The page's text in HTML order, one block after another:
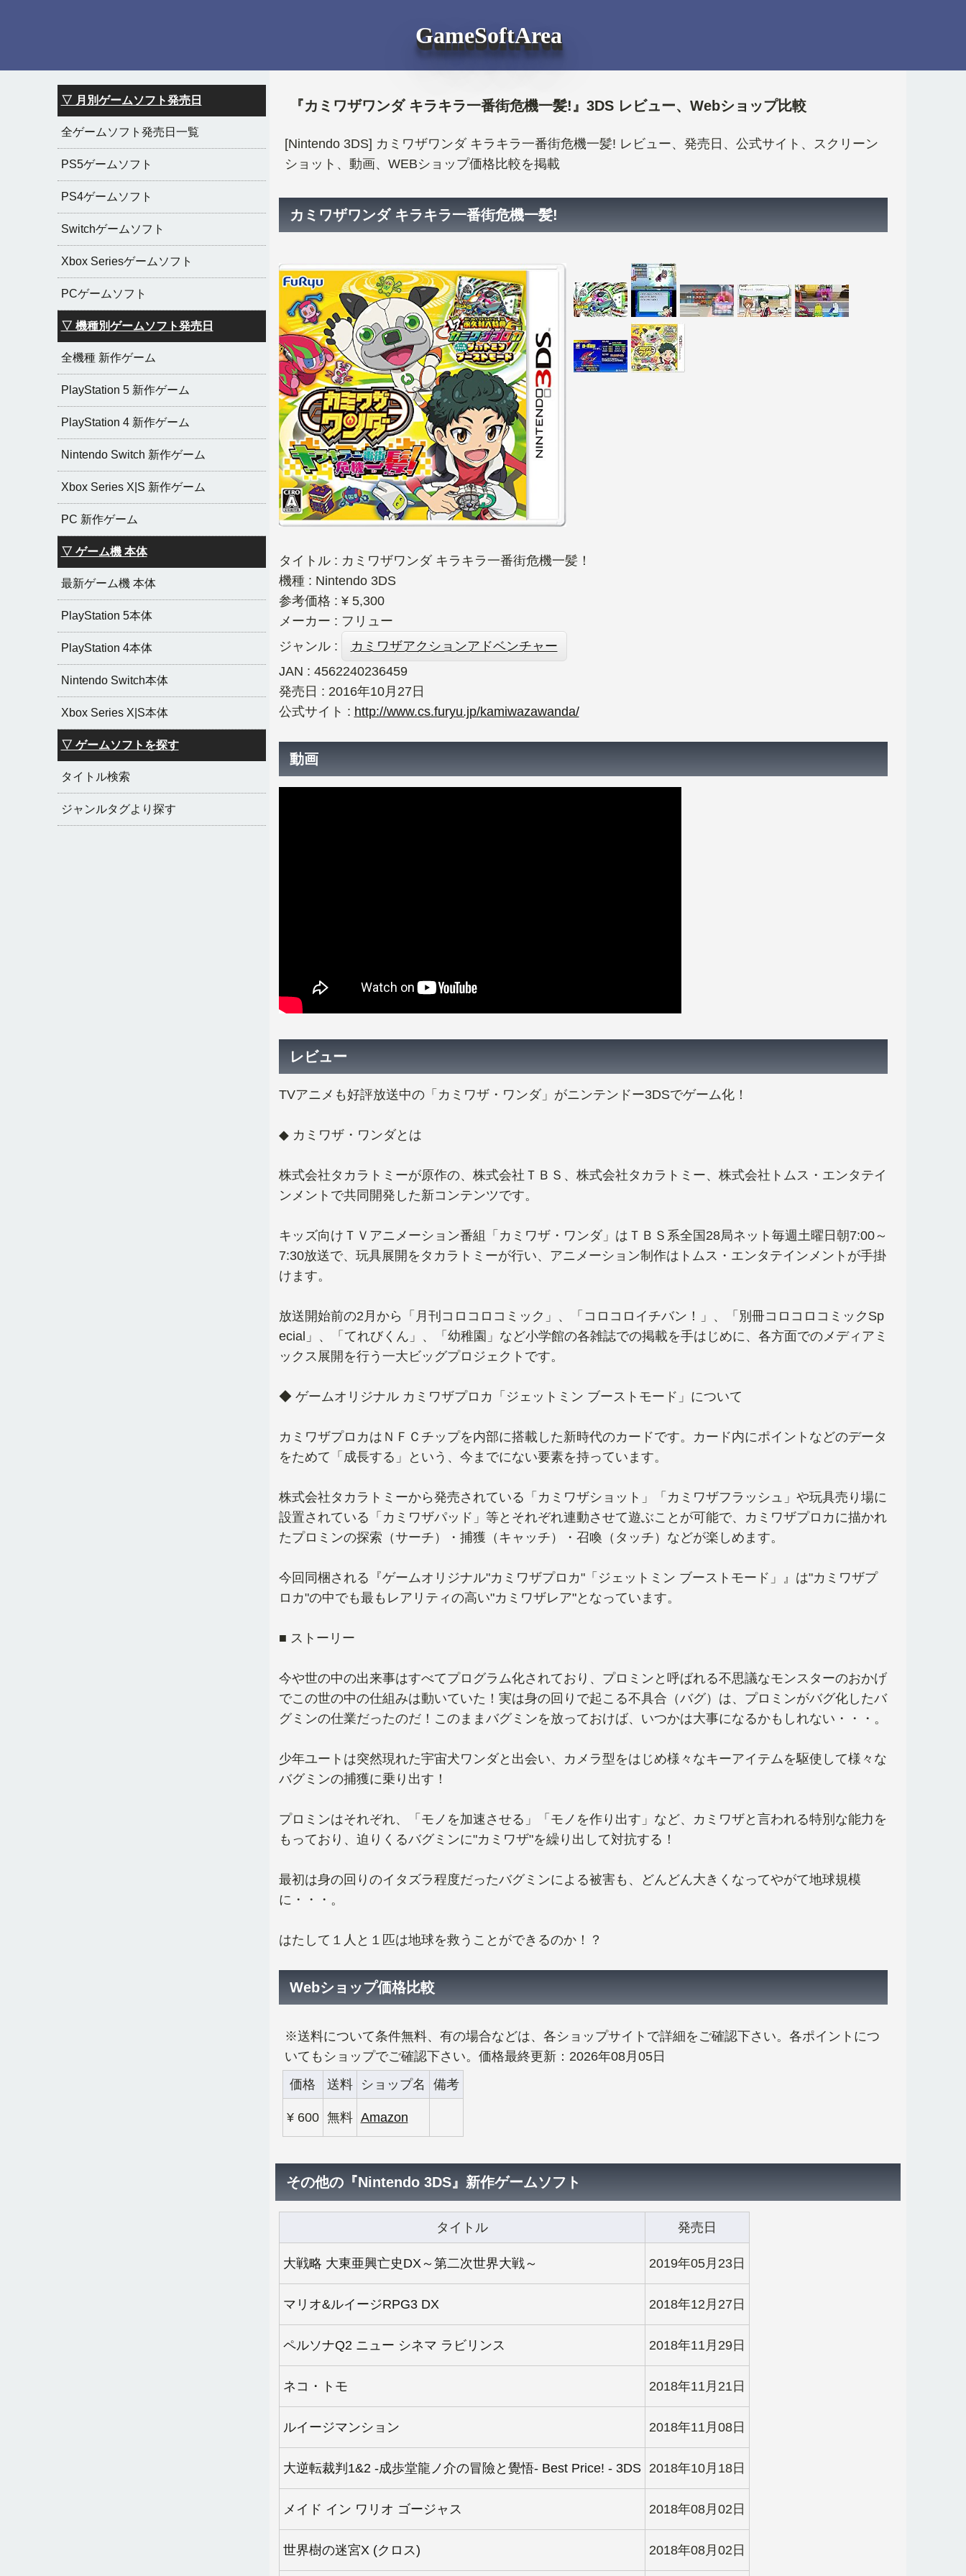
GameSoftArea
▽ 月別ゲームソフト発売日
全ゲームソフト発売日一覧
PS5ゲームソフト
PS4ゲームソフト
Switchゲームソフト
Xbox Seriesゲームソフト
PCゲームソフト
▽ 機種別ゲームソフト発売日
全機種 新作ゲーム
PlayStation 5 新作ゲーム
PlayStation 4 新作ゲーム
Nintendo Switch 新作ゲーム
Xbox Series X|S 新作ゲーム
PC 新作ゲーム
▽ ゲーム機 本体
最新ゲーム機 本体
PlayStation 5本体
PlayStation 4本体
Nintendo Switch本体
Xbox Series X|S本体
▽ ゲームソフトを探す
タイトル検索
ジャンルタグより探す
『カミワザワンダ キラキラ一番街危機一髪!』3DS レビュー、Webショップ比較
[Nintendo 3DS] カミワザワンダ キラキラ一番街危機一髪! レビュー、発売日、公式サイト、スクリーン
ショット、動画、WEBショップ価格比較を掲載
カミワザワンダ キラキラ一番街危機一髪!
タイトル : カミワザワンダ キラキラ一番街危機一髪！
機種 : Nintendo 3DS
参考価格 : ¥ 5,300
メーカー : フリュー
ジャンル :
カミワザアクションアドベンチャー
JAN : 4562240236459
発売日 : 2016年10月27日
公式サイト : http://www.cs.furyu.jp/kamiwazawanda/
動画
レビュー
TVアニメも好評放送中の「カミワザ・ワンダ」がニンテンドー3DSでゲーム化！
◆ カミワザ・ワンダとは
株式会社タカラトミーが原作の、株式会社ＴＢＳ、株式会社タカラトミー、株式会社トムス・エンタテイ
ンメントで共同開発した新コンテンツです。
キッズ向けＴＶアニメーション番組「カミワザ・ワンダ」はＴＢＳ系全国28局ネット毎週土曜日朝7:00～
7:30放送で、玩具展開をタカラトミーが行い、アニメーション制作はトムス・エンタテインメントが手掛
けます。
放送開始前の2月から「月刊コロコロコミック」、「コロコロイチバン！」、「別冊コロコロコミックSp
ecial」、「てれびくん」、「幼稚園」など小学館の各雑誌での掲載を手はじめに、各方面でのメディアミ
ックス展開を行う一大ビッグプロジェクトです。
◆ ゲームオリジナル カミワザプロカ「ジェットミン ブーストモード」について
カミワザプロカはＮＦＣチップを内部に搭載した新時代のカードです。カード内にポイントなどのデータ
をためて「成長する」という、今までにない要素を持っています。
株式会社タカラトミーから発売されている「カミワザショット」「カミワザフラッシュ」や玩具売り場に
設置されている「カミワザパッド」等とそれぞれ連動させて遊ぶことが可能で、カミワザプロカに描かれ
たプロミンの探索（サーチ）・捕獲（キャッチ）・召喚（タッチ）などが楽しめます。
今回同梱される『ゲームオリジナル"カミワザプロカ"「ジェットミン ブーストモード」』は"カミワザプ
ロカ"の中でも最もレアリティの高い"カミワザレア"となっています。
■ ストーリー
今や世の中の出来事はすべてプログラム化されており、プロミンと呼ばれる不思議なモンスターのおかげ
でこの世の中の仕組みは動いていた！実は身の回りで起こる不具合（バグ）は、プロミンがバグ化したバ
グミンの仕業だったのだ！このままバグミンを放っておけば、いつかは大事になるかもしれない・・・。
少年ユートは突然現れた宇宙犬ワンダと出会い、カメラ型をはじめ様々なキーアイテムを駆使して様々な
バグミンの捕獲に乗り出す！
プロミンはそれぞれ、「モノを加速させる」「モノを作り出す」など、カミワザと言われる特別な能力を
もっており、迫りくるバグミンに"カミワザ"を繰り出して対抗する！
最初は身の回りのイタズラ程度だったバグミンによる被害も、どんどん大きくなってやがて地球規模
に・・・。
はたして１人と１匹は地球を救うことができるのか！？
Webショップ価格比較
※送料について条件無料、有の場合などは、各ショップサイトで詳細をご確認下さい。各ポイントにつ
いてもショップでご確認下さい。価格最終更新：2026年08月05日
価格
送料 ショップ名 備考
¥ 600 無料 Amazon
その他の『Nintendo 3DS』新作ゲームソフト
タイトル 発売日
大戦略 大東亜興亡史DX～第二次世界大戦～ 2019年05月23日
マリオ&ルイージRPG3 DX 2018年12月27日
ペルソナQ2 ニュー シネマ ラビリンス 2018年11月29日
ネコ・トモ 2018年11月21日
ルイージマンション 2018年11月08日
大逆転裁判1&2 -成歩堂龍ノ介の冒險と覺悟- Best Price! - 3DS 2018年10月18日
メイド イン ワリオ ゴージャス 2018年08月02日
世界樹の迷宮X (クロス) 2018年08月02日